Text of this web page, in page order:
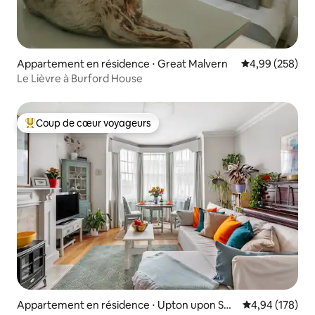
Appartement en résidence ⋅ Great Malvern Évaluation
4,99 (258)
Le Lièvre à Burford House
Coups de cœur voyageurs les plus appréciés
Coup de cœur voyageurs
Appartement en résidence ⋅ Upton upon Sev
Évaluation
4,94 (178)